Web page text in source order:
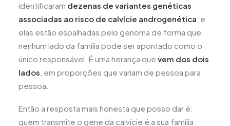
identificaram dezenas de variantes genéticas
associadas ao risco de calvície androgenética , e
elas estão espalhadas pelo genoma de forma que
nenhum lado da família pode ser apontado como o
único responsável. É uma herança que vem dos dois
lados , em proporções que variam de pessoa para
pessoa.
Então a resposta mais honesta que posso dar é:
quem transmite o gene da calvície é a sua família